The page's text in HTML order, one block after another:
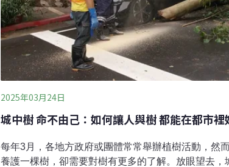
2025年03月24日
城中樹 命不由己：如何讓人與樹 都能在都市裡
每年3月，各地方政府或團體常常舉辦植樹活動，然
養護一棵樹，卻需要對樹有更多的了解。放眼望去，